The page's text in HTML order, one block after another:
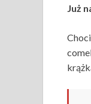
Już